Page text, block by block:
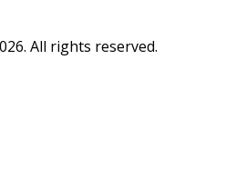
All rights reserved.